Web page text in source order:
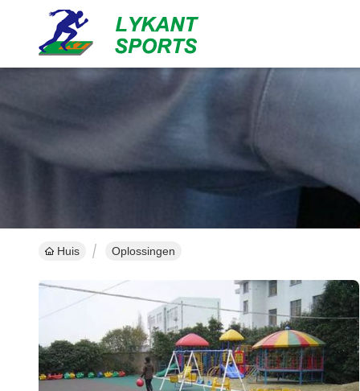
Huis Oplossingen